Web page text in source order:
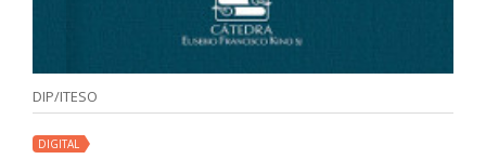
DIP/ITESO
DIGITAL